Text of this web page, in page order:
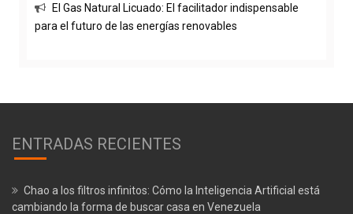
El Gas Natural Licuado: El facilitador indispensable
para el futuro de las energías renovables
ENTRADAS RECIENTES
Chao a los filtros infinitos: Cómo la Inteligencia Artificial está
cambiando la forma de buscar casa en Venezuela